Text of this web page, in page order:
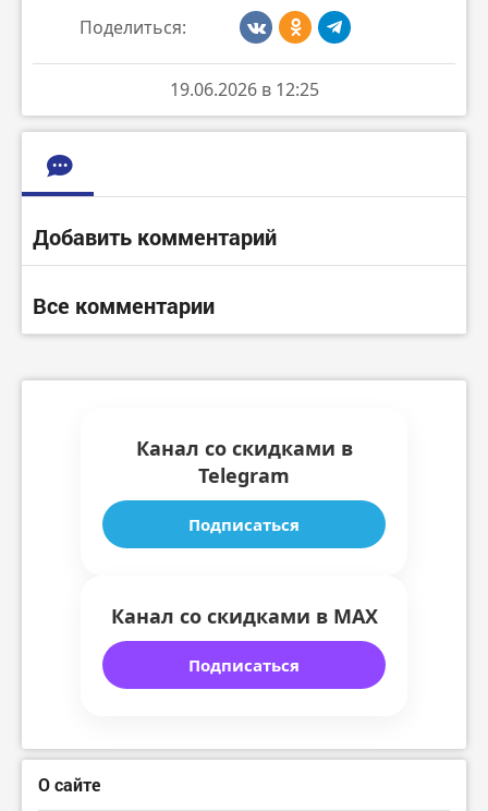
Поделиться:
19.06.2026 в 12:25
Добавить комментарий
Все комментарии
Канал со скидками в
Telegram
Подписаться
Канал со скидками в MAX
Подписаться
О сайте